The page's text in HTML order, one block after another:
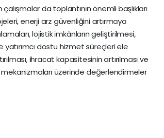
da toplantının önemli başlıkları
enerji arz güvenliğini artırmaya
lojistik imkânların geliştirilmesi,
dostu hizmet süreçleri ele
ihracat kapasitesinin artırılması ve
üzerinde değerlendirmeler